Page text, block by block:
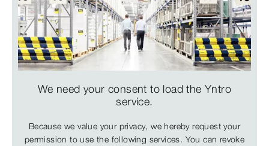
We need your consent to load the Yntro
service.
Because we value your privacy, we hereby request your
permission to use the following services. You can revoke